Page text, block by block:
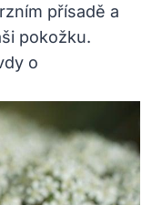
přísadě a
pokožku.
o